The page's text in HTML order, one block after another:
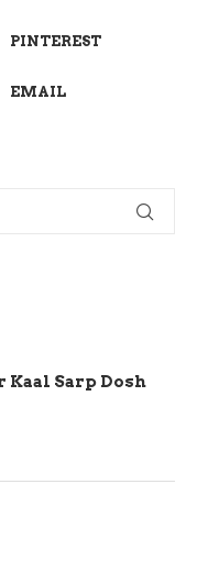
PINTEREST
EMAIL
Kaal Sarp Dosh